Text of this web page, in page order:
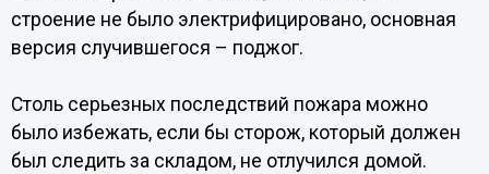
строение не было электрифицировано, основная
версия случившегося – поджог.
Столь серьезных последствий пожара можно
было избежать, если бы сторож, который должен
был следить за складом, не отлучился домой.